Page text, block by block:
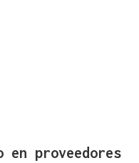
en proveedores